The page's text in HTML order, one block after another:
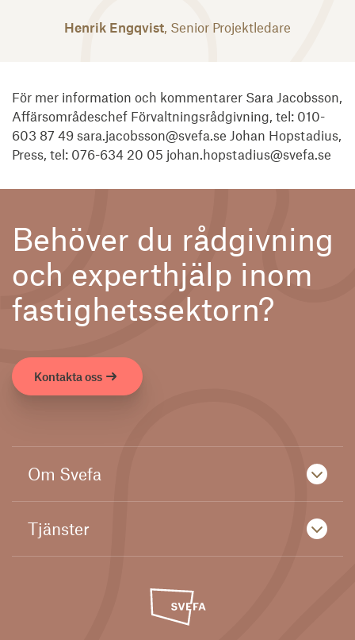
Henrik Engqvist , Senior Projektledare
För mer information och kommentarer Sara Jacobsson,
Affärsområdeschef Förvaltningsrådgivning, tel: 010-
603 87 49 sara.jacobsson@svefa.se Johan Hopstadius,
Press, tel: 076-634 20 05 johan.hopstadius@svefa.se
Behöver du rådgivning
och experthjälp inom
fastighetssektorn?
Kontakta oss
Om Svefa
Tjänster